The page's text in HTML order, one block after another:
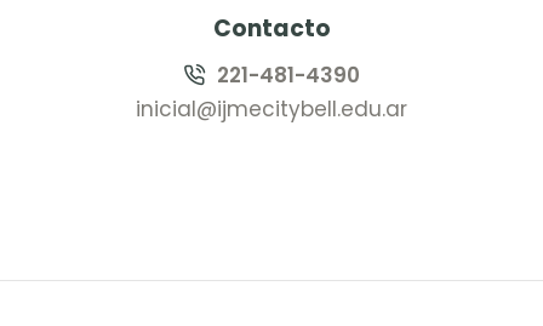
Contacto
221-481-4390
inicial@ijmecitybell.edu.ar